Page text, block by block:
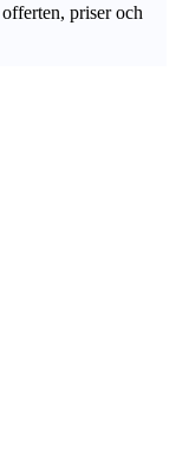
priser och